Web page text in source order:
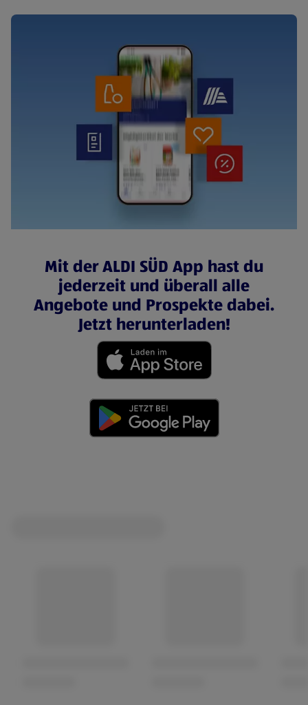
Mit der ALDI SÜD App hast du
jederzeit und überall alle
Angebote und Prospekte dabei.
Jetzt herunterladen!